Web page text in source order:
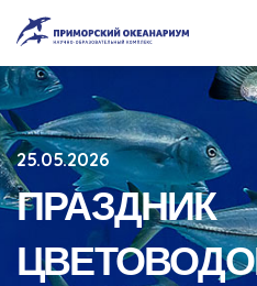
25.05.2026
ПРАЗДНИК